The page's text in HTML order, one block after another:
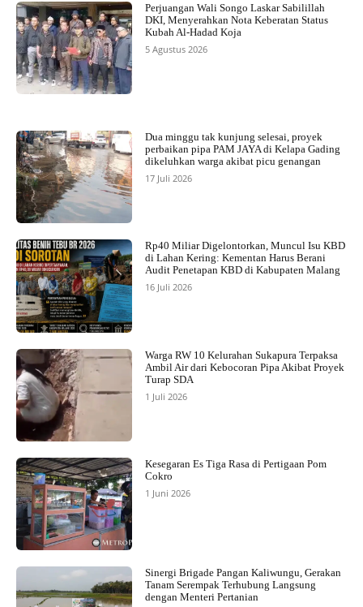
Perjuangan Wali Songo Laskar Sabilillah
DKI, Menyerahkan Nota Keberatan Status
Kubah Al-Hadad Koja
5 Agustus 2026
Dua minggu tak kunjung selesai, proyek
perbaikan pipa PAM JAYA di Kelapa Gading
dikeluhkan warga akibat picu genangan
17 Juli 2026
Rp40 Miliar Digelontorkan, Muncul Isu KBD
di Lahan Kering: Kementan Harus Berani
Audit Penetapan KBD di Kabupaten Malang
16 Juli 2026
Warga RW 10 Kelurahan Sukapura Terpaksa
Ambil Air dari Kebocoran Pipa Akibat Proyek
Turap SDA
1 Juli 2026
Kesegaran Es Tiga Rasa di Pertigaan Pom
Cokro
1 Juni 2026
Sinergi Brigade Pangan Kaliwungu, Gerakan
Tanam Serempak Terhubung Langsung
dengan Menteri Pertanian